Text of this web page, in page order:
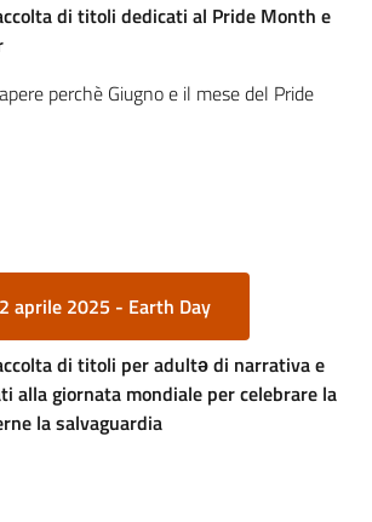
di titoli dedicati al Pride Month e
perchè Giugno e il mese del Pride
aprile 2025 - Earth Day
di titoli per adultə di narrativa e
alla giornata mondiale per celebrare la
la salvaguardia